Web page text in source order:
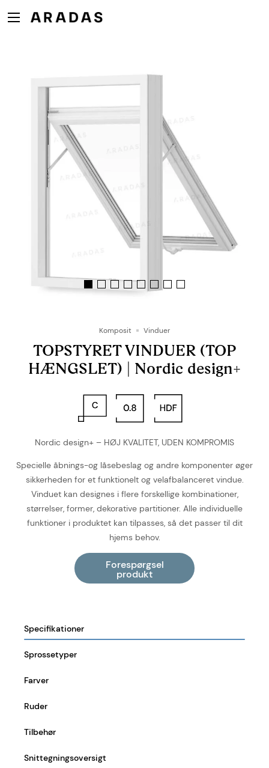
Komposit Vinduer
TOPSTYRET VINDUER (TOP
HÆNGSLET) | Nordic design+
Nordic design+ – HØJ KVALITET, UDEN KOMPROMIS
Specielle åbnings-og låsebeslag og andre komponenter øger
sikkerheden for et funktionelt og velafbalanceret vindue.
Vinduet kan designes i flere forskellige kombinationer,
størrelser, former, dekorative partitioner. Alle individuelle
funktioner i produktet kan tilpasses, så det passer til dit
hjems behov.
Specifikationer
Sprossetyper
Farver
Ruder
Tilbehør
Snittegningsoversigt